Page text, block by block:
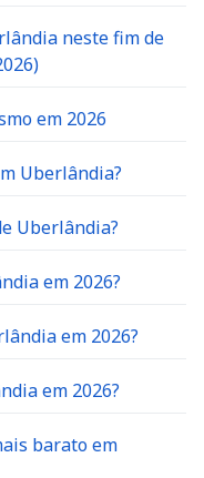
neste fim de
em 2026
Uberlândia?
Uberlândia?
em 2026?
em 2026?
em 2026?
barato em